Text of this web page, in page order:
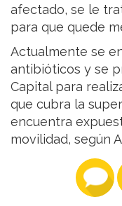
afectado, se le
para que quede
Actualmente se
antibióticos y se
Capital para
que cubra la
encuentra
movilidad, según